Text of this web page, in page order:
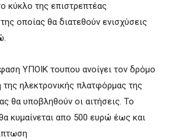
κύκλο της επιστρεπτέας
οποίας θα διατεθούν ενισχύσεις
ΥΠΟΙΚ τουπου ανοίγει τον δρόμο
της ηλεκτρονικής πλατφόρμας της
θα υποβληθούν οι αιτήσεις. Το
κυμαίνεται απο 500 ευρώ έως και